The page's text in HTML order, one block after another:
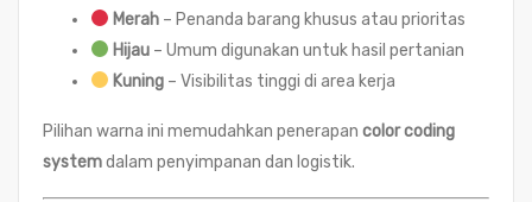
Merah– Penanda barang khusus atau prioritas
Hijau– Umum digunakan untuk hasil pertanian
Kuning– Visibilitas tinggi di area kerja
Pilihan warna ini memudahkan penerapan color coding
systemdalam penyimpanan dan logistik.